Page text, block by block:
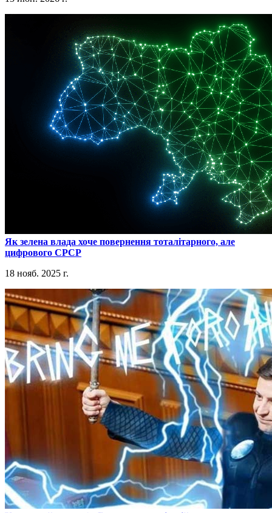
​Як зелена влада хоче повернення тоталітарного, але
цифрового СРСР
18 нояб. 2025 г.